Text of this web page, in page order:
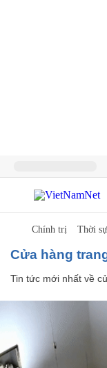
Chính trị Thời sự
cửa hàng
Tin tức mới nhất về